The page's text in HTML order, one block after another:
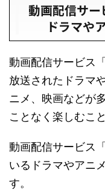
動画配信サ
ドラマや
動画配信サービス
放送されたドラマ
ニメ、映画などが
ことなく楽しむこ
動画配信サービス
いるドラマやアニ
す。